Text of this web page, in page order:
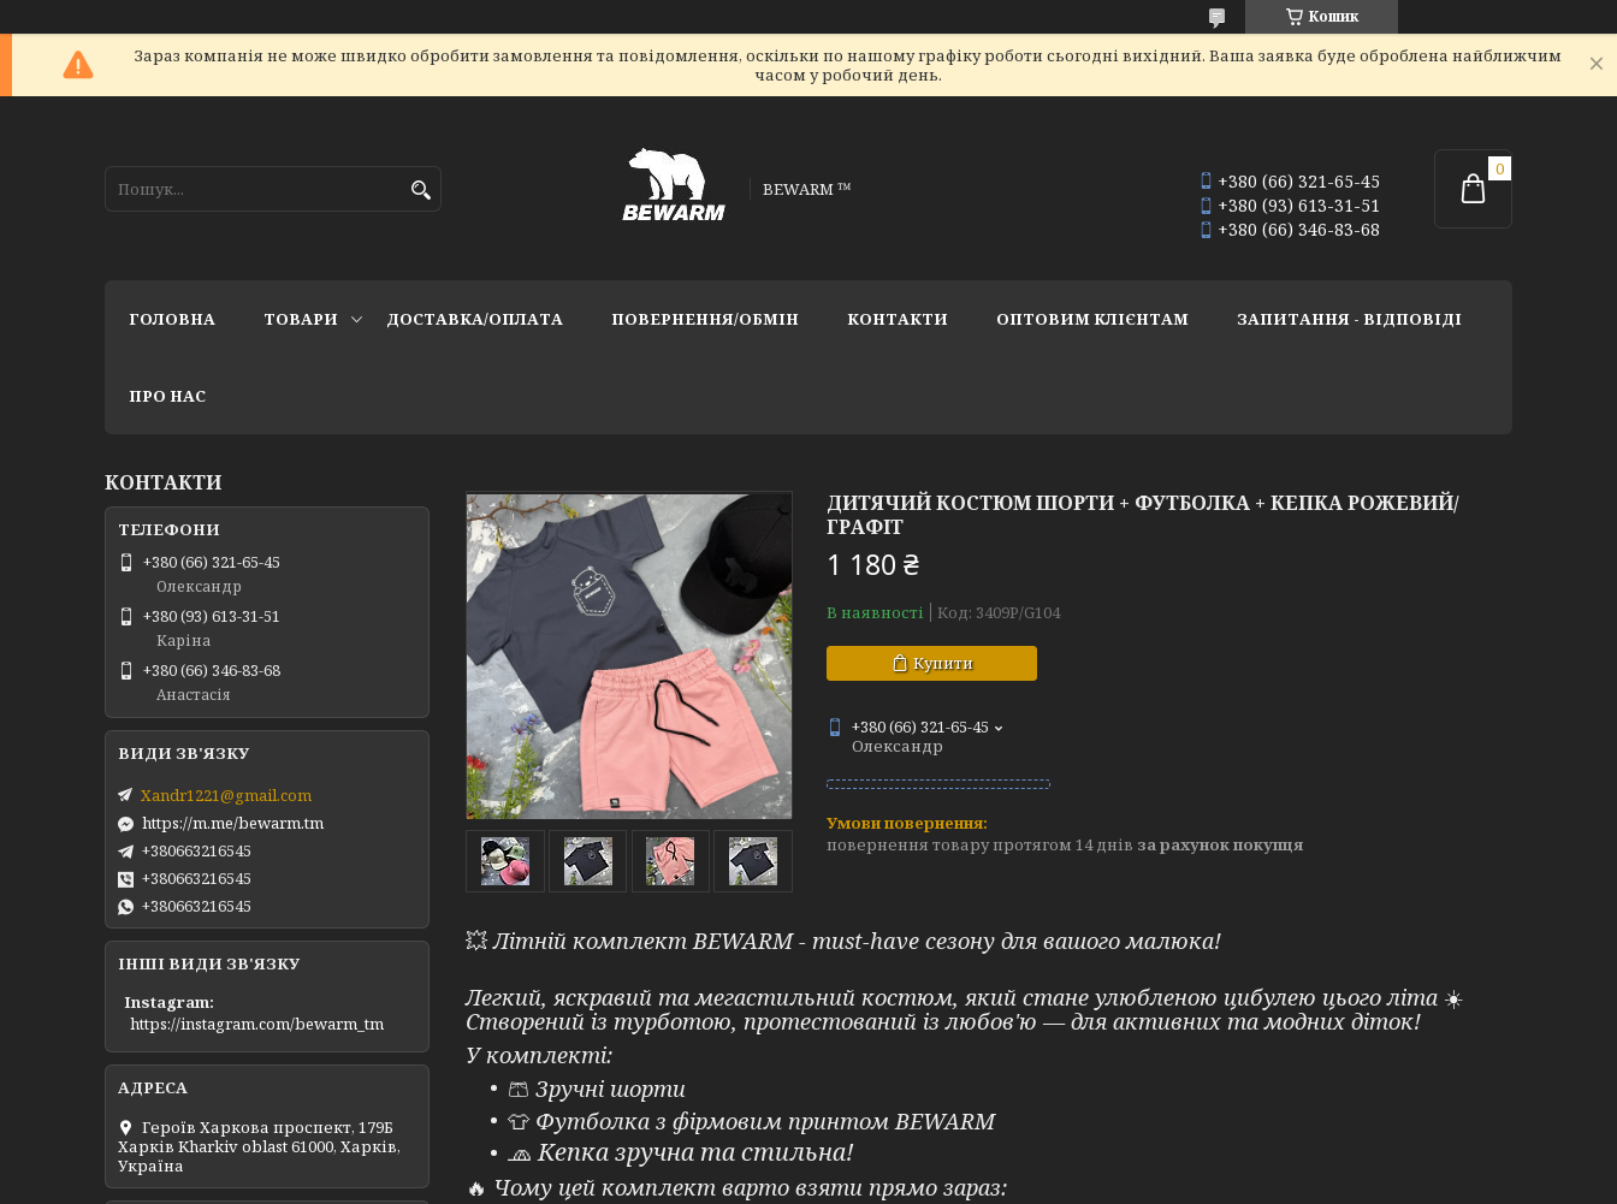
Кошик
Зараз компанія не може швидко обробити замовлення та повідомлення, оскільки по нашому графіку роботи сьогодні вихідний. Ваша заявка буде оброблена найближчим
часом у робочий день.
BEWARM ™
+380 (66) 321-65-45
+380 (93) 613-31-51
+380 (66) 346-83-68
ГОЛОВНА ТОВАРИ ДОСТАВКА/ОПЛАТА ПОВЕРНЕННЯ/ОБМІН КОНТАКТИ ОПТОВИМ КЛІЄНТАМ ЗАПИТАННЯ - ВІДПОВІДІ
ПРО НАС
ДИТЯЧИЙ КОСТЮМ ШОРТИ + ФУТБОЛКА + КЕПКА РОЖЕВИЙ/
ГРАФІТ
1 180 ₴
В наявності Код: 3409P/G104
Купити
+380 (66) 321-65-45
Олександр
повернення товару протягом 14 днів за рахунок покупця
💥Літній комплект BEWARM - must-have сезону для вашого малюка!
Легкий, яскравий та мегастильний костюм, який стане улюбленою цибулею цього літа ☀️
Створений із турботою, протестований із любов'ю — для активних та модних діток!
У комплекті:
🩳 Зручні шорти
👕 Футболка з фірмовим принтом BEWARM
🧢Кепка зручна та стильна!
🔥 Чому цей комплект варто взяти прямо зараз:
КОНТАКТИ
+380 (66) 321-65-45
Олександр
+380 (93) 613-31-51
Каріна
+380 (66) 346-83-68
Анастасія
Xandr1221@gmail.com
https://m.me/bewarm.tm
+380663216545
+380663216545
+380663216545
ІНШІ ВИДИ ЗВ'ЯЗКУ
Instagram
https://instagram.com/bewarm_tm
Героїв Харкова проспект, 179Б
Харків Kharkiv oblast 61000, Харків,
Україна